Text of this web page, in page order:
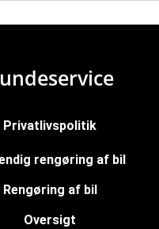
Privatlivspolitik
rengøring af bil
Rengøring af bil
Oversigt